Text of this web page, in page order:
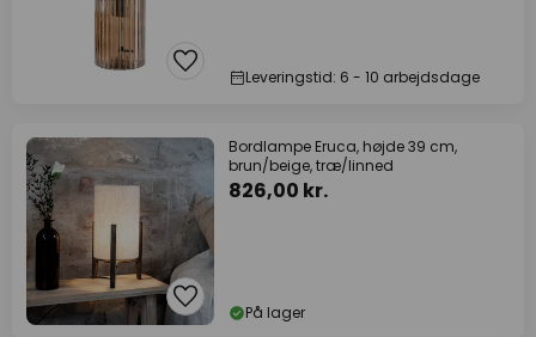
Leveringstid: 6 - 10 arbejdsdage
Bordlampe Eruca, højde 39 cm,
brun/beige, træ/linned
826,00 kr.
På lager